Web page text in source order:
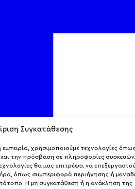
Συγκατάθεσης
χρησιμοποιούμε τεχνολογίες
την πρόσβαση σε πληροφορίες
θα μας επιτρέψει να
όπως συμπεριφορά περιήγησης ή
Η μη συγκατάθεση ή η ανάκληση της